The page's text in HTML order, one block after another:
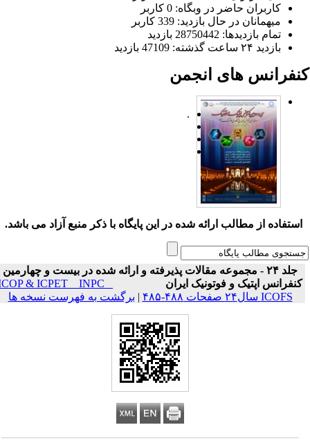
کاربران حاضر در وبگاه: 0 کاربر
میهمانان در حال بازدید: 339 کاربر
تمام بازدید‌ها: 28750442 بازدید
بازدید ۲۴ ساعت گذشته: 47109 بازدید
های انجمن
.
استفاده از مطالب ارائه شده در این پایگاه با ذکر منبع آزاد می باشد.
جلد ۲۴ - مجموعه مقالات پذیرفته و ارائه شده در بیست و چهارمین
کنفرانس اپتیک و فوتونیک ایران
ICOP & ICPET _ INPC _
ICOFS سال۲۴ صفحات ۴۸۸-۴۸۵
|برگشت به فهرست نسخه ها